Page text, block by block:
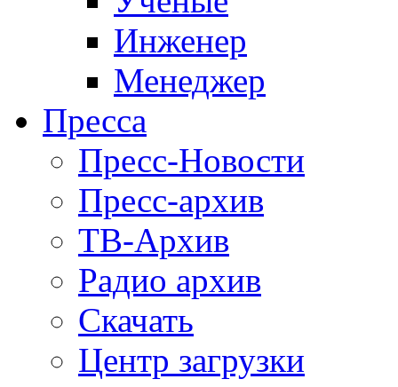
Инженер
Менеджер
Пресса
Пресс-Новости
Пресс-архив
ТВ-Архив
Радио архив
Скачать
Центр загрузки